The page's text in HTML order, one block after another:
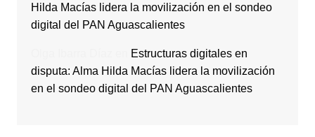
Hilda Macías lidera la movilización en el sondeo
digital del PAN Aguascalientes
Estructuras digitales en
disputa: Alma Hilda Macías lidera la movilización
en el sondeo digital del PAN Aguascalientes